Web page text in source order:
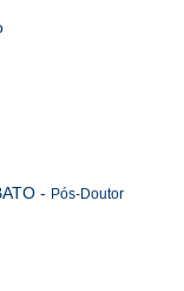
- Pós-Doutor